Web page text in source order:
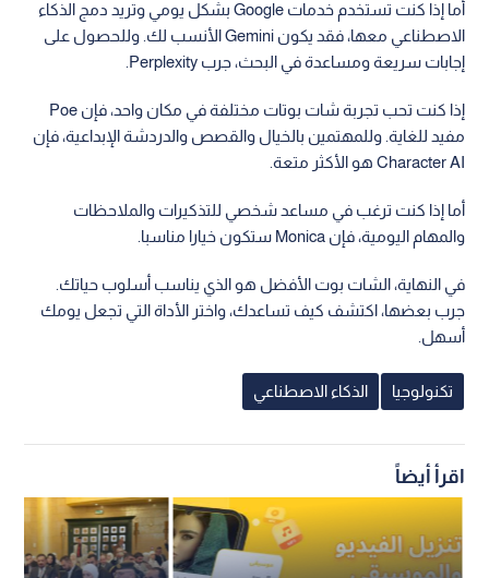
أما إذا كنت تستخدم خدمات Google بشكل يومي وتريد دمج الذكاء
الاصطناعي معها، فقد يكون Gemini الأنسب لك. وللحصول على
إجابات سريعة ومساعدة في البحث، جرب Perplexity.
إذا كنت تحب تجربة شات بوتات مختلفة في مكان واحد، فإن Poe
مفيد للغاية. وللمهتمين بالخيال والقصص والدردشة الإبداعية، فإن
Character AI هو الأكثر متعة.
أما إذا كنت ترغب في مساعد شخصي للتذكيرات والملاحظات
والمهام اليومية، فإن Monica ستكون خيارا مناسبا.
في النهاية، الشات بوت الأفضل هو الذي يناسب أسلوب حياتك.
جرب بعضها، اكتشف كيف تساعدك، واختر الأداة التي تجعل يومك
أسهل.
تكنولوجيا الذكاء الاصطناعي
اقرأ أيضاً